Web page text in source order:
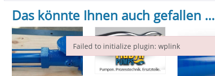
Das könnte Ihnen auch gefallen …
Failed to initialize plugin: wplink
Failed to initialize plugin: wplink